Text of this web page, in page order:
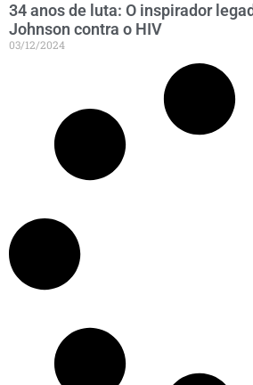
34 anos de luta: O inspirador
Johnson contra o HIV
03/12/2024